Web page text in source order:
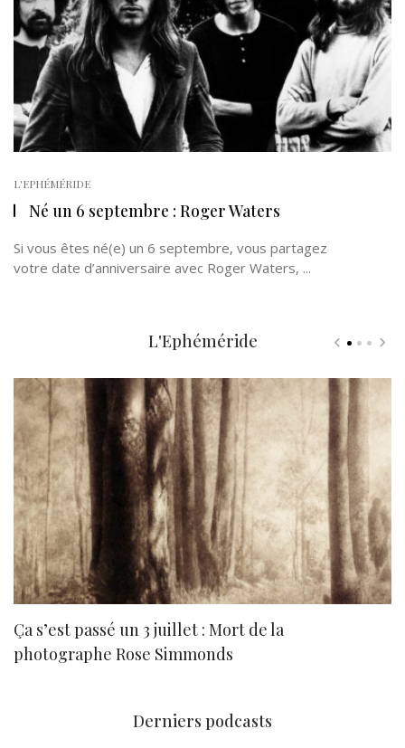
L'EPHÉMÉRIDE
Né un 6 septembre : Roger Waters
Si vous êtes né(e) un 6 septembre, vous partagez
votre date d’anniversaire avec Roger Waters, ...
L'Ephéméride
Ça s’est passé un 3 juillet : Mort de la
photographe Rose Simmonds
Derniers podcasts